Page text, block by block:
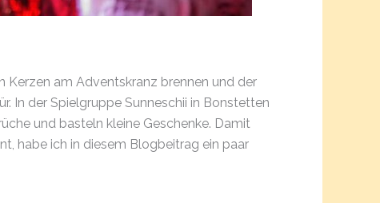
Kerzen am Adventskranz brennen und der
In der Spielgruppe Sunneschii in Bonstetten
und basteln kleine Geschenke. Damit
habe ich in diesem Blogbeitrag ein paar